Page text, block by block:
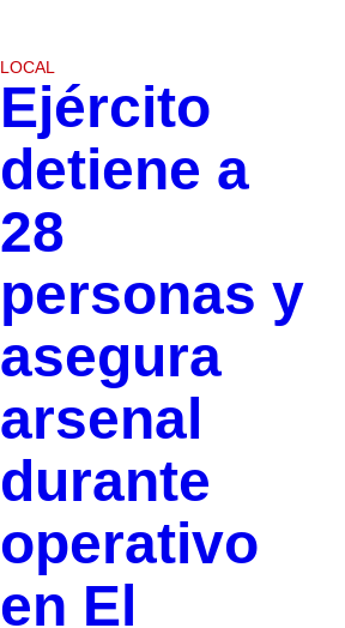
LOCAL
Ejército
detiene a
28
personas y
asegura
arsenal
durante
operativo
en El